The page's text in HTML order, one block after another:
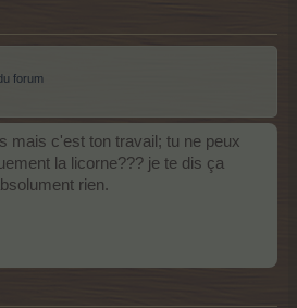
forum
mais c'est ton travail; tu ne peux
la licorne??? je te dis ça
rien.